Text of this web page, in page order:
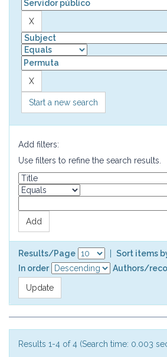
Start a new search
Add filters:
Use filters to refine the search results.
Results/Page
Sort items
In order
Authors/
Results 1-4 of 4 (Search time: 0.003